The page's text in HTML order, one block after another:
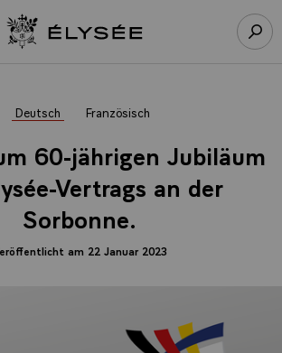
Zur Startseite
Deutsch Französisch
60-jährigen Jubiläum
Vertrags an der
Sorbonne.
am 22 Januar 2023